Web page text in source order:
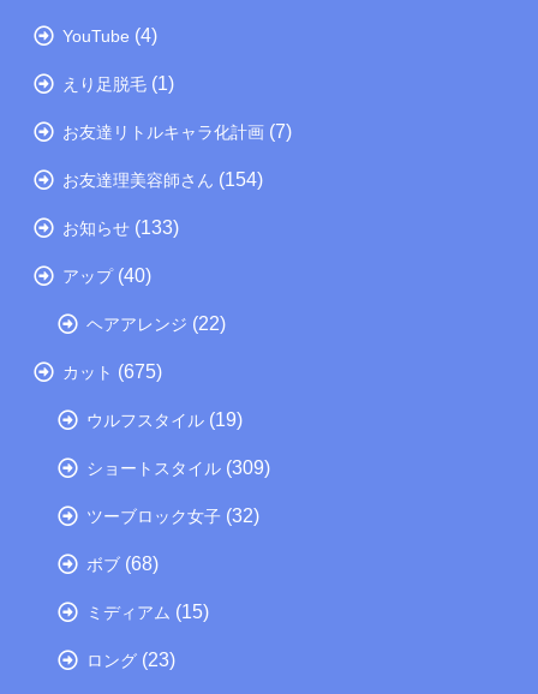
YouTube (4)
えり足脱毛 (1)
お友達リトルキャラ化計画 (7)
お友達理美容師さん (154)
お知らせ (133)
アップ(40)
ヘアアレンジ (22)
カット (675)
ウルフスタイル (19)
ショートスタイル (309)
ツーブロック女子 (32)
ボブ (68)
ミディアム (15)
ロング (23)